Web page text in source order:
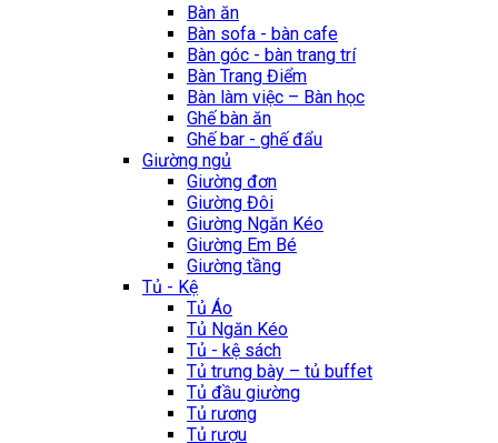
Bàn ăn
Bàn sofa - bàn cafe
Bàn góc - bàn trang trí
Bàn Trang Điểm
Bàn làm việc – Bàn học
Ghế bàn ăn
Ghế bar - ghế đẩu
Giường ngủ
Giường đơn
Giường Đôi
Giường Ngăn Kéo
Giường Em Bé
Giường tầng
Tủ - Kệ
Tủ Áo
Tủ Ngăn Kéo
Tủ - kệ sách
Tủ trưng bày – tủ buffet
Tủ đầu giường
Tủ rương
Tủ rượu